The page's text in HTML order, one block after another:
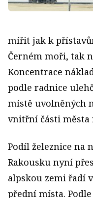
mířit jak k
Černém moři, tak
Koncentrace
podle radnice
místě uvolněných
vnitřní části města
Podíl železnice na
Rakousku nyní
alpskou zemi řadí
přední místa.